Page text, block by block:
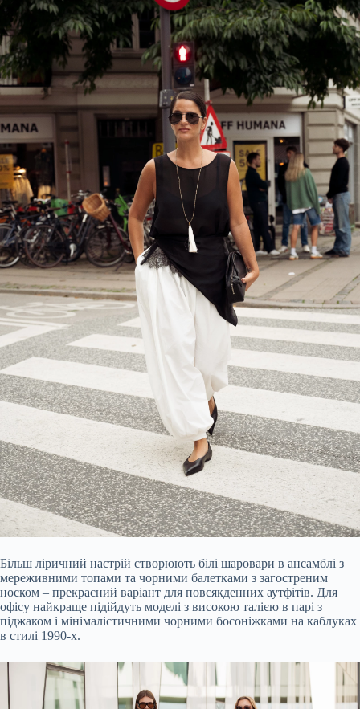
Більш ліричний настрій створюють білі шаровари в ансамблі з
мереживними топами та чорними балетками з загостреним
носком – прекрасний варіант для повсякденних аутфітів. Для
офісу найкраще підійдуть моделі з високою талією в парі з
піджаком і мінімалістичними чорними босоніжками на каблуках
в стилі 1990-х.